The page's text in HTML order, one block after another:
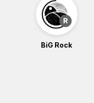
BiG Rock